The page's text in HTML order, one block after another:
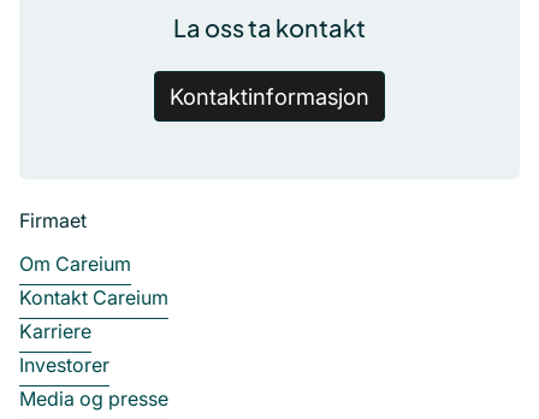
Firmaet
Om Careium
Kontakt Careium
Karriere
Investorer
Media og presse
La oss ta kontakt
Kontaktinformasjon